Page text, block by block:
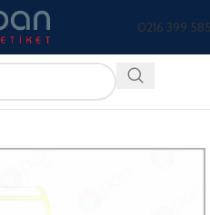
0216 399